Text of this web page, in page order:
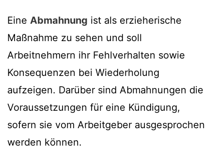
Eine Abmahnung ist als erzieherische
Maßnahme zu sehen und soll
Arbeitnehmern ihr Fehlverhalten sowie
Konsequenzen bei Wiederholung
aufzeigen. Darüber sind Abmahnungen die
Voraussetzungen für eine Kündigung,
sofern sie vom Arbeitgeber ausgesprochen
werden können.